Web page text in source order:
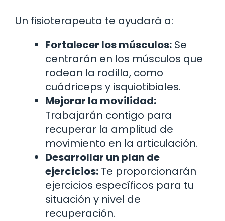
Un fisioterapeuta te ayudará a:
Fortalecer los músculos: Se
centrarán en los músculos que
rodean la rodilla, como
cuádriceps y isquiotibiales.
Mejorar la movilidad:
Trabajarán contigo para
recuperar la amplitud de
movimiento en la articulación.
Desarrollar un plan de
ejercicios: Te proporcionarán
ejercicios específicos para tu
situación y nivel de
recuperación.